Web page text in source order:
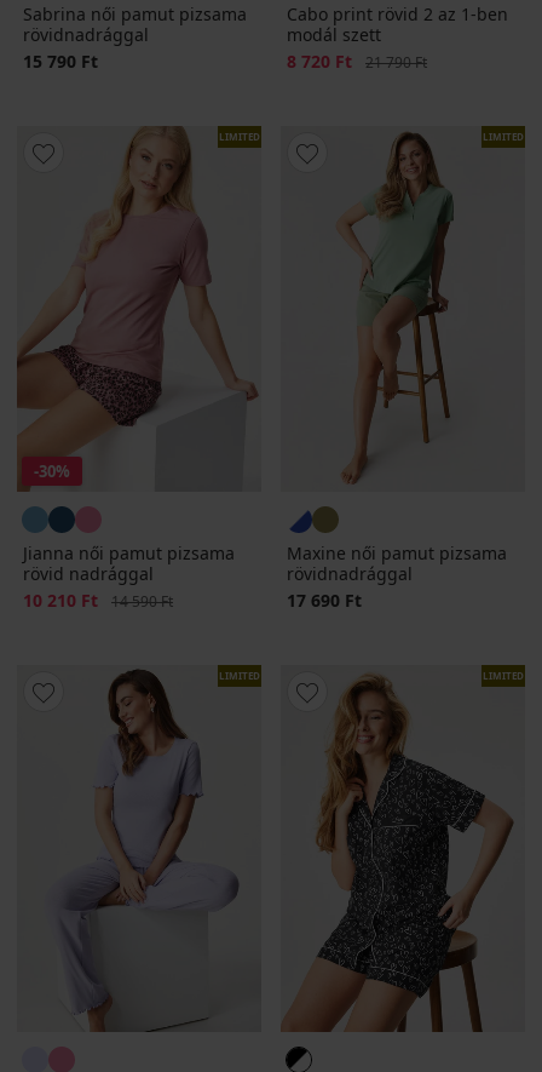
Sabrina női pamut pizsama
rövidnadrággal
15 790 Ft
Cabo print rövid 2 az 1-ben
modál szett
Kedvezmény
8 720 Ft Eredeti ár
21 790 Ft
LIMITED
-30%
Jianna női pamut pizsama
rövid nadrággal
Kedvezmény
10 210 Ft Eredeti ár
14 590 Ft
LIMITED
Maxine női pamut pizsama
rövidnadrággal
17 690 Ft
LIMITED LIMITED